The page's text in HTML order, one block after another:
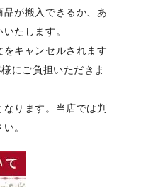
が搬入できるか、あ
たします。
をキャンセルされます
にご負担いただきま
なります。当店では判
。